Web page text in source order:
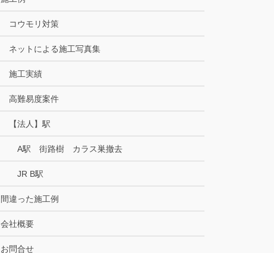
コウモリ対策
ネットによる施工写真集
施工実績
高難易度案件
【法人】駅
A駅 街路樹 カラス巣撤去
JR B駅
間違った施工例
会社概要
お問合せ